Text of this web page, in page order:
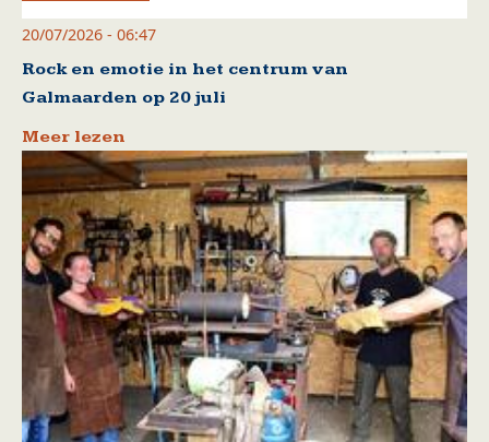
20/07/2026 - 06:47
Rock en emotie in het centrum van
Galmaarden op 20 juli
Meer lezen